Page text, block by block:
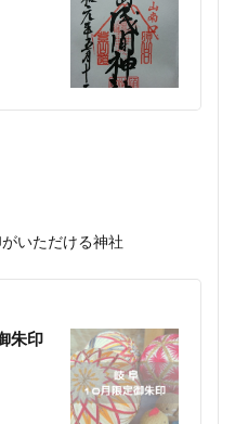
いただける神社
朱印